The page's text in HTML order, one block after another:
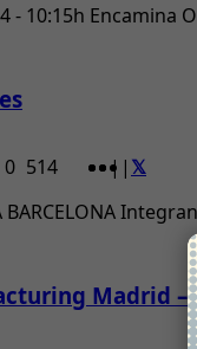
- 10:15h Encamina
0 514 | |
BARCELONA
Madrid